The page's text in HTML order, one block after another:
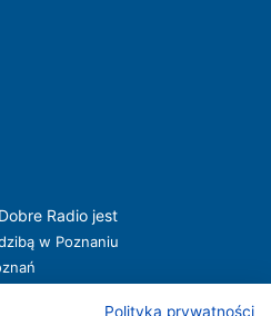
Radio jest
w Poznaniu
Polityka prywatności